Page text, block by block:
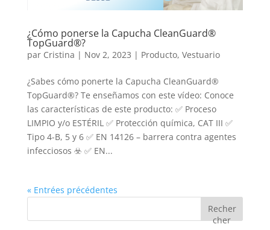
¿Cómo ponerse la Capucha CleanGuard®
TopGuard®?
par Cristina | Nov 2, 2023 | Producto, Vestuario
¿Sabes cómo ponerte la Capucha CleanGuard®
TopGuard®? Te enseñamos con este vídeo: Conoce
las características de este producto: ✅ Proceso
LIMPIO y/o ESTÉRIL ✅ Protección química, CAT III ✅
Tipo 4-B, 5 y 6 ✅ EN 14126 – barrera contra agentes
infecciosos ☣️ ✅ EN...
« Entrées précédentes
Recher
cher